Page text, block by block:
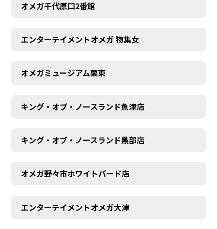
オメガ千代原口2番館
エンターテイメントオメガ 物集女
オメガミュージアム栗東
キング・オブ・ノースランド魚津店
キング・オブ・ノースランド黒部店
オメガ野々市ホワイトバード店
エンターテイメントオメガ大津